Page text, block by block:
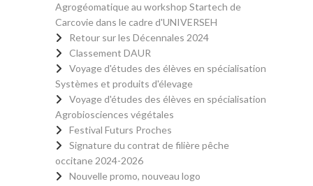
Agrogéomatique au workshop Startech de
Carcovie dans le cadre d'UNIVERSEH
Retour sur les Décennales 2024
Classement DAUR
Voyage d'études des élèves en spécialisation
Systèmes et produits d'élevage
Voyage d'études des élèves en spécialisation
Agrobiosciences végétales
Festival Futurs Proches
Signature du contrat de filière pêche
occitane 2024-2026
Nouvelle promo, nouveau logo